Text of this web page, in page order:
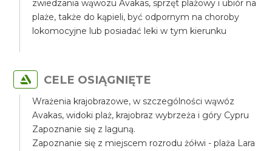
zwiedzania wąwozu Avakas, sprzęt plażowy i ubiór na
plaże, także do kąpieli, być odpornym na choroby
lokomocyjne lub posiadać leki w tym kierunku
CELE OSIĄGNIĘTE
Wrażenia krajobrazowe, w szczególności wąwóz
Avakas, widoki plaż, krajobraz wybrzeża i góry Cypru
Zapoznanie się z laguną.
Zapoznanie się z miejscem rozrodu żółwi - plaża Lara